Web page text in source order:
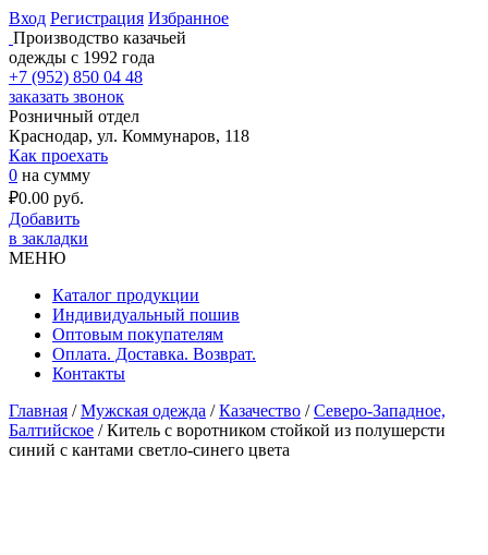
Вход Регистрация Избранное
Производство казачьей
одежды с 1992 года
+7 (952) 850 04 48
заказать звонок
Розничный отдел
Краснодар, ул. Коммунаров, 118
Как проехать
0 на сумму
₽0.00 руб.
Добавить
в закладки
МЕНЮ
Каталог продукции
Индивидуальный пошив
Оптовым покупателям
Оплата. Доставка. Возврат.
Контакты
Главная /Мужская одежда /Казачество /Северо-Западное,
Балтийское / Китель с воротником стойкой из полушерсти
синий с кантами светло-синего цвета